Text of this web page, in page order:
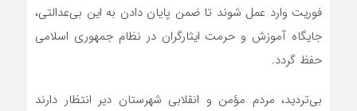
فوریت وارد عمل شوند تا ضمن پایان دادن به این بی‌عدالتی،
جایگاه آموزش و حرمت ایثارگران در نظام جمهوری اسلامی
حفظ گردد.
بی‌تردید، مردم مؤمن و انقلابی شهرستان دیر انتظار دارند